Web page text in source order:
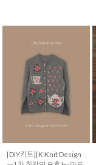
[DIY키트][K Knit Design